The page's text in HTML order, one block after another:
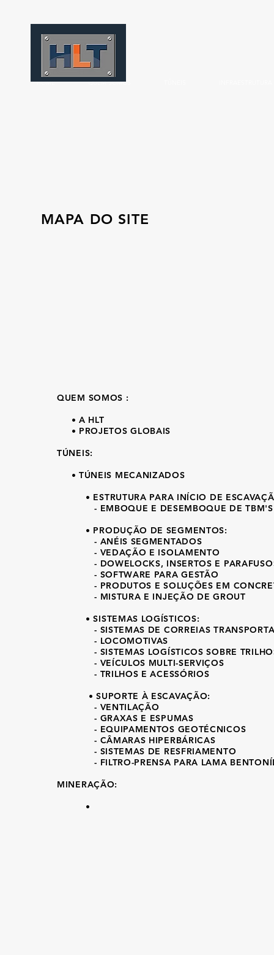
HOME QUEM SOMOS
MAPA DO SITE
QUEM SOMOS :
• A HLT
• PROJETOS GLOBAIS
TÚNEIS:
• TÚNEIS MECANIZADOS
• ESTRUTURA PARA INÍCIO DE
- EMBOQUE E DESEMBOQUE DE TBM'S
• PRODUÇÃO DE SEGMENTOS:
- ANÉIS SEGMENTADOS
- VEDAÇÃO E ISOLAMENTO
- DOWELOCKS, INSERTOS E
- SOFTWARE PARA GESTÃO
- PRODUTOS E SOLUÇÕES EM
- MISTURA E INJEÇÃO DE GROUT
• SISTEMAS LOGÍSTICOS:
- SISTEMAS DE CORREIAS
- LOCOMOTIVAS
- SISTEMAS LOGÍSTICOS SOBRE
- VEÍCULOS MULTI-SERVIÇOS
- TRILHOS E ACESSÓRIOS
• SUPORTE À ESCAVAÇÃO:
- VENTILAÇÃO
- GRAXAS E ESPUMAS
- EQUIPAMENTOS GEOTÉCNICOS
- CÂMARAS HIPERBÁRICAS
- SISTEMAS DE RESFRIAMENTO
- FILTRO-PRENSA PARA LAMA
MINERAÇÃO:
•